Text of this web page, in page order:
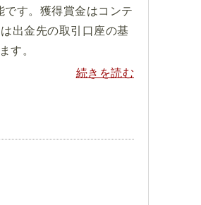
す。獲得賞金はコンテ
出金先の取引口座の基
す。
続きを読む